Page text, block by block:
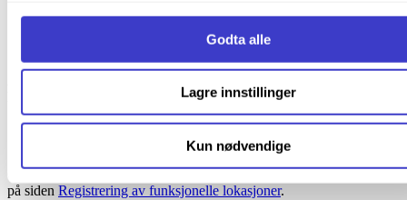
Godta alle
Lagre innstillinger
Kun nødvendige
Innbruddsalarmanlegg
lokasjonen til kontrollpanelet/ brukergrensesnittet.
Generelle data for registrering av funksjonelle lokasjoner finner du
på siden Registrering av funksjonelle lokasjoner.